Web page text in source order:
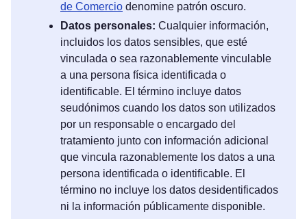
de Comercio denomine patrón oscuro.
Datos personales: Cualquier información,
incluidos los datos sensibles, que esté
vinculada o sea razonablemente vinculable
a una persona física identificada o
identificable. El término incluye datos
seudónimos cuando los datos son utilizados
por un responsable o encargado del
tratamiento junto con información adicional
que vincula razonablemente los datos a una
persona identificada o identificable. El
término no incluye los datos desidentificados
ni la información públicamente disponible.